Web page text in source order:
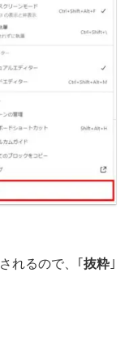
れるので、｢ 抜粋 ｣